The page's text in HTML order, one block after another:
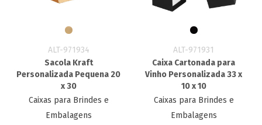
ALT-971934
Sacola Kraft
Personalizada Pequena 20
x 30
Caixas para Brindes e
Embalagens
ALT-971931
Caixa Cartonada para
Vinho Personalizada 33 x
10 x 10
Caixas para Brindes e
Embalagens